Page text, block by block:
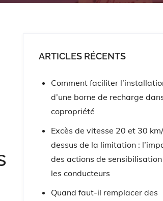
ARTICLES RÉCENTS
Comment faciliter
d’une borne de recharge
copropriété
Excès de vitesse 20 et 30
dessus de la limitation :
des actions de
les conducteurs
Quand faut-il remplacer des